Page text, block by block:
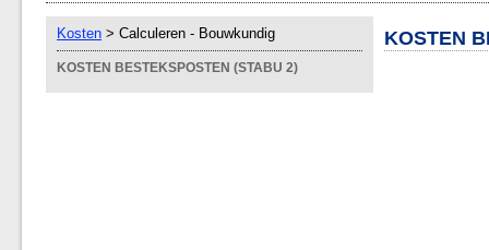
Kosten > Calculeren - Bouwkundig
KOSTEN BESTEKSPOSTEN (STABU 2)
KOSTEN